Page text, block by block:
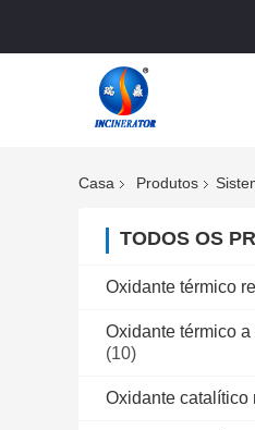
Casa Produtos
TODOS OS
Oxidante térmico
Oxidante térmico
(10)
Oxidante catalítico